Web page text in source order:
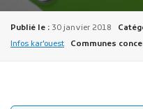
Publié le : 30 janvier 2018
Infos kar'ouest
Communes